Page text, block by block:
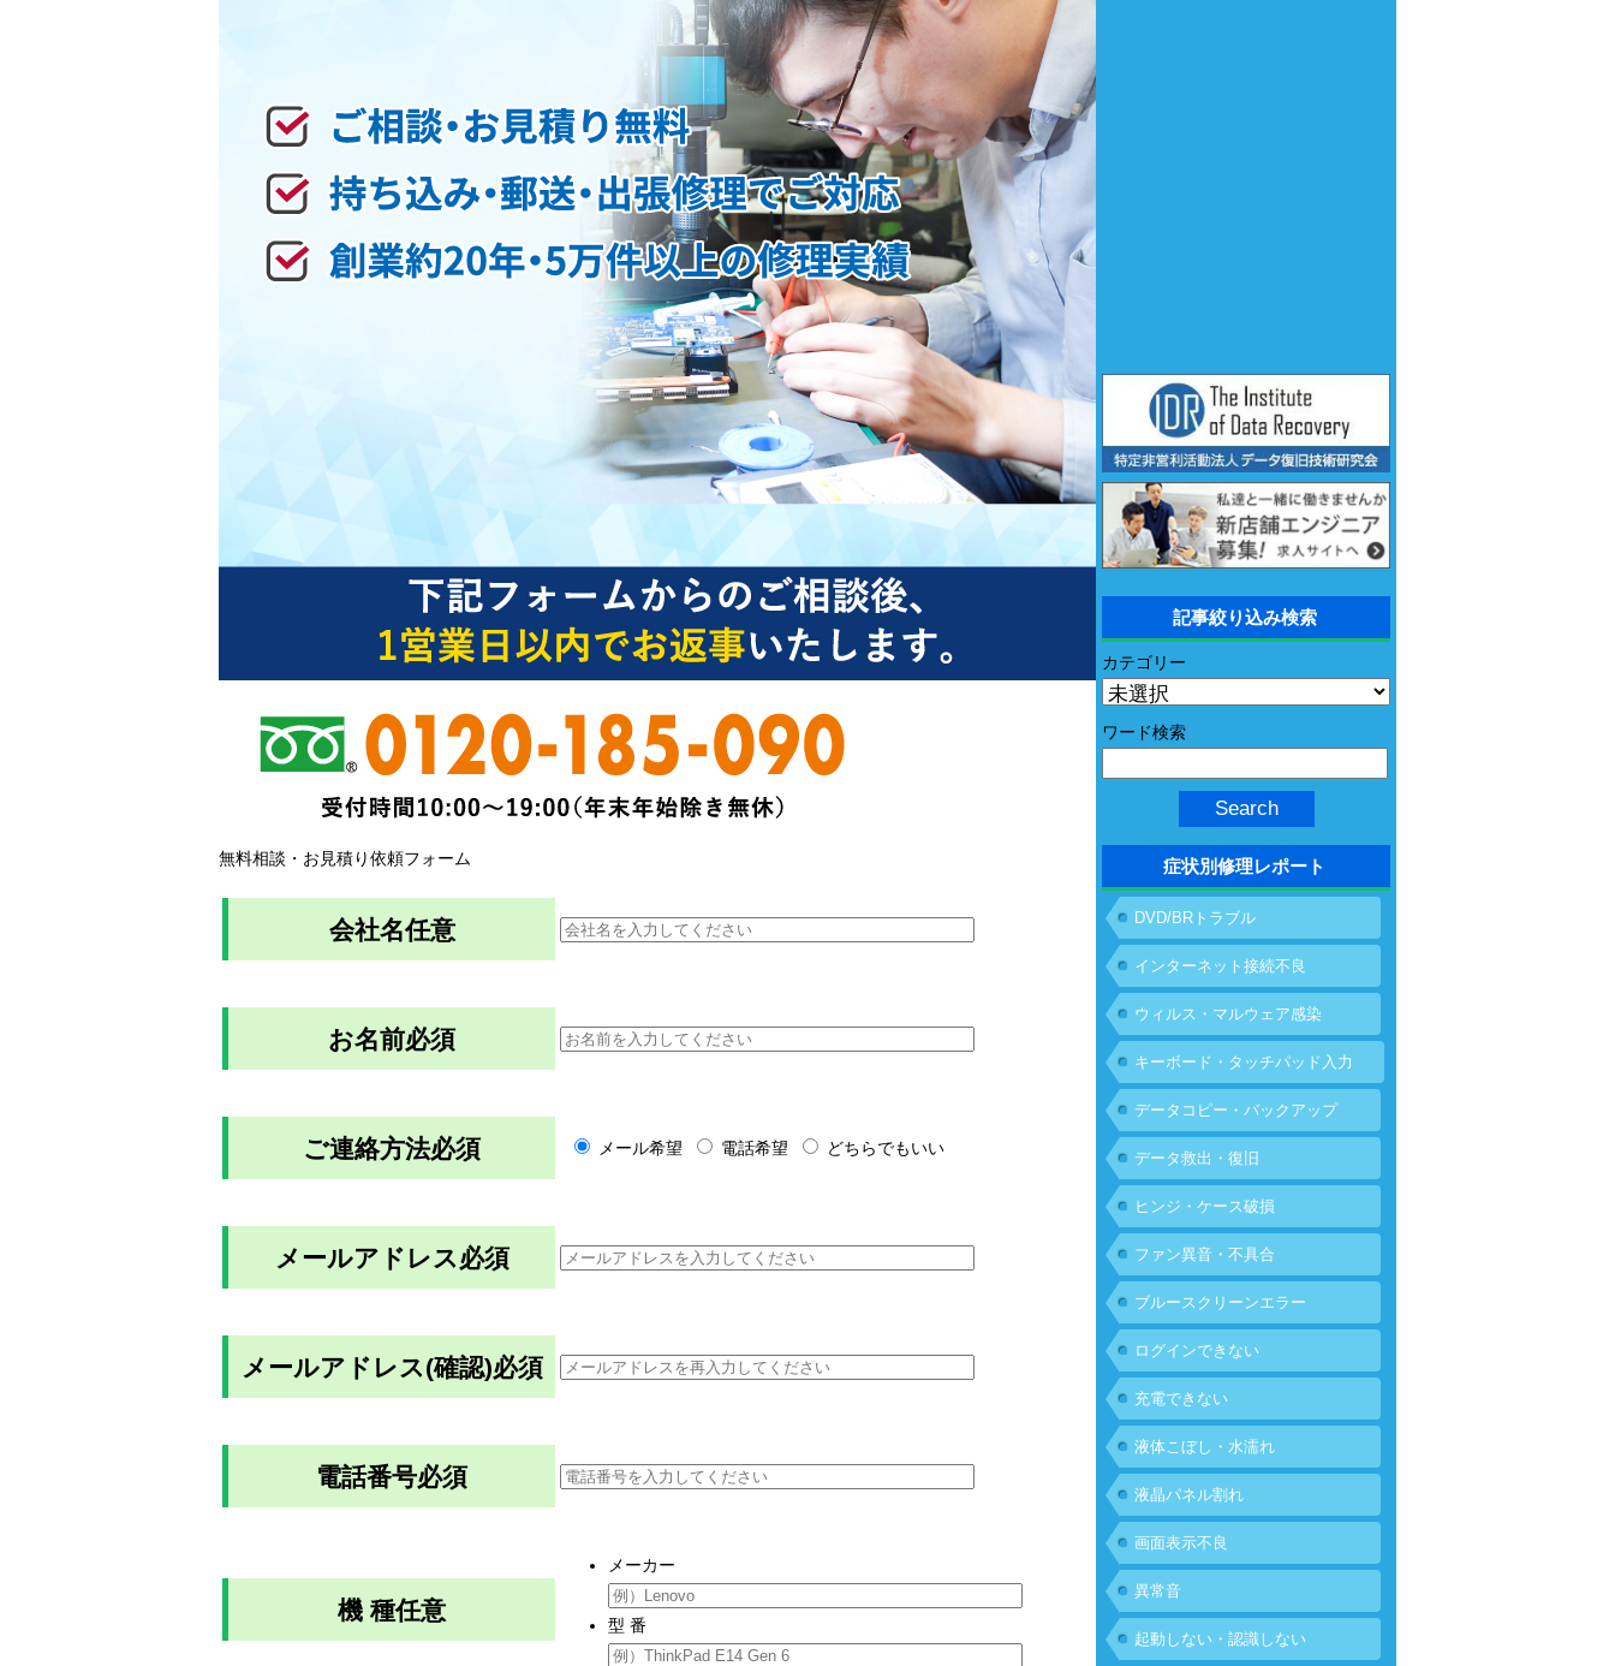
無料相談・お見積り依頼フォーム
会社名任意
お名前必須
ご連絡方法必須 メール希望 電話希望 どちらでもいい
メールアドレス必須
メールアドレス(確認)必須
電話番号必須
機 種任意
メーカー
型 番
記事絞り込み検索
カテゴリー
ワード検索
症状別修理レポート
DVD/BRトラブル
インターネット接続不良
ウィルス・マルウェア感染
キーボード・タッチパッド入力
不具合
データコピー・バックアップ
データ救出・復旧
ヒンジ・ケース破損
ファン異音・不具合
ブルースクリーンエラー
ログインできない
充電できない
液体こぼし・水濡れ
液晶パネル割れ
画面表示不良
異常音
起動しない・認識しない